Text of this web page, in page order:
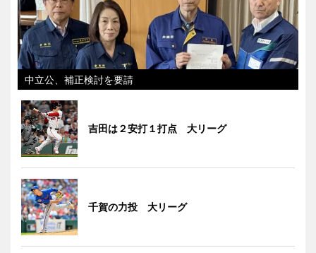
中立公、補正検討を要請
吉田は２安打１打点 大リーグ
千賀の力投 大リーグ